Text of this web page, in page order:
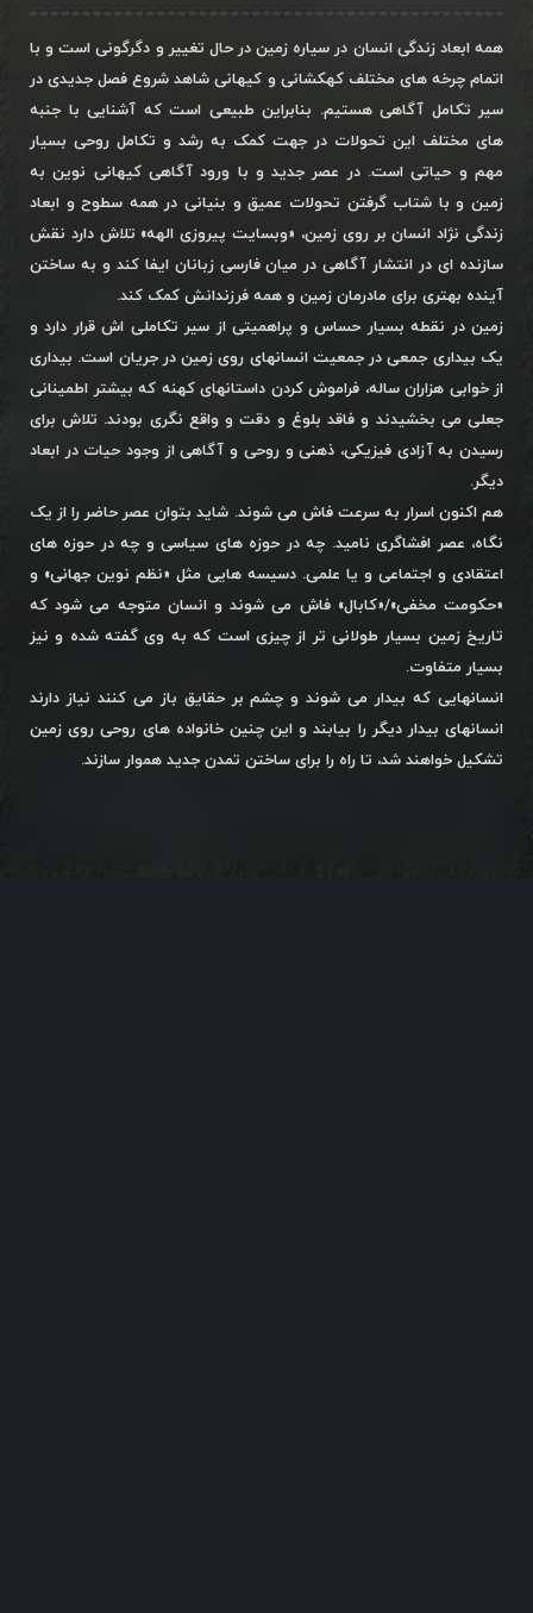
همه ابعاد زندگی انسان در سیاره زمین در حال تغییر و دگرگونی است و با
اتمام چرخه های مختلف کهکشانی و کیهانی شاهد شروع فصل جدیدی در
سیر تکامل آگاهی هستیم. بنابراین طبیعی است که آشنایی با جنبه
های مختلف این تحولات در جهت کمک به رشد و تکامل روحی بسیار
مهم و حیاتی است. در عصر جدید و با ورود آگاهی کیهانی نوین به
زمین و با شتاب گرفتن تحولات عمیق و بنیانی در همه سطوح و ابعاد
زندگی نژاد انسان بر روی زمین، «وبسایت پیروزی الهه» تلاش دارد نقش
سازنده ای در انتشار آگاهی در میان فارسی زبانان ایفا کند و به ساختن
آینده بهتری برای مادرمان زمین و همه فرزندانش کمک کند.
زمین در نقطه بسیار حساس و پراهمیتی از سیر تکاملی اش قرار دارد و
یک بیداری جمعی در جمعیت انسانهای روی زمین در جریان است. بیداری
از خوابی هزاران ساله، فراموش کردن داستانهای کهنه که بیشتر اطمینانی
جعلی می بخشیدند و فاقد بلوغ و دقت و واقع نگری بودند. تلاش برای
رسیدن به آزادی فیزیکی، ذهنی و روحی و آگاهی از وجود حیات در ابعاد
دیگر.
هم اکنون اسرار به سرعت فاش می شوند. شاید بتوان عصر حاضر را از یک
نگاه، عصر افشاگری نامید. چه در حوزه های سیاسی و چه در حوزه های
اعتقادی و اجتماعی و یا علمی. دسیسه هایی مثل «نظم نوین جهانی» و
«حکومت مخفی»/«کابال» فاش می شوند و انسان متوجه می شود که
تاریخ زمین بسیار طولانی تر از چیزی است که به وی گفته شده و نیز
بسیار متفاوت.
انسانهایی که بیدار می شوند و چشم بر حقایق باز می کنند نیاز دارند
انسانهای بیدار دیگر را بیابند و این چنین خانواده های روحی روی زمین
تشکیل خواهند شد، تا راه را برای ساختن تمدن جدید هموار سازند.